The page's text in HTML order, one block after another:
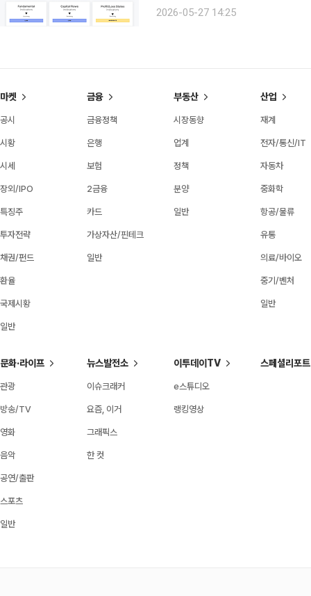
는 분석이 나왔다. 국내 증권가에서는
2026-05-27 14:25
마켓
공시
시황
시세
장외/IPO
특징주
투자전략
채권/펀드
환율
국제시황
일반
금융
금융정책
은행
보험
2금융
카드
가상자산/핀테크
일반
부동산
시장동향
업계
정책
분양
일반
산업
재계
전자/통신/IT
자동차
중화학
항공/물류
유통
의료/바이오
중기/벤처
일반
문화·라이프
관광
방송/TV
영화
음악
공연/출판
스포츠
일반
뉴스발전소
이슈크래커
요즘, 이거
그래픽스
한 컷
이투데이TV
e스튜디오
랭킹영상
스페셜리포트